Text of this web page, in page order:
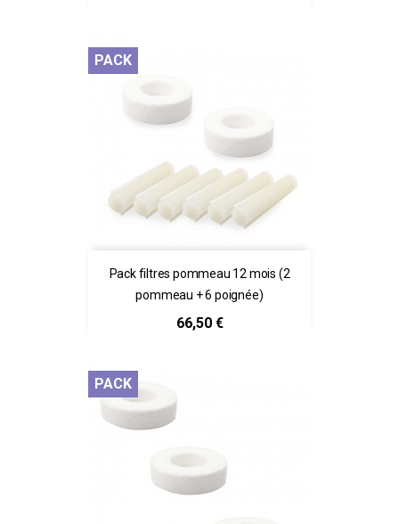
Pack filtres pommeau 12 mois (2
pommeau + 6 poignée)
Prix
66,50 €
PACK
PACK